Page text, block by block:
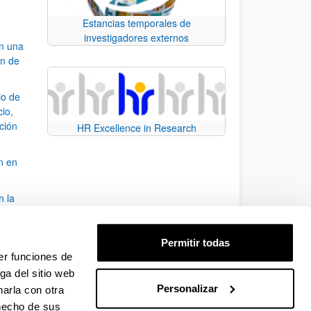
funciones de
del sitio web
con otra
de sus
Permitir todas
Personalizar
una
de
de
en
la
desplazarse.
Estancias temporales de
investigadores externos
HR Excellence in Research